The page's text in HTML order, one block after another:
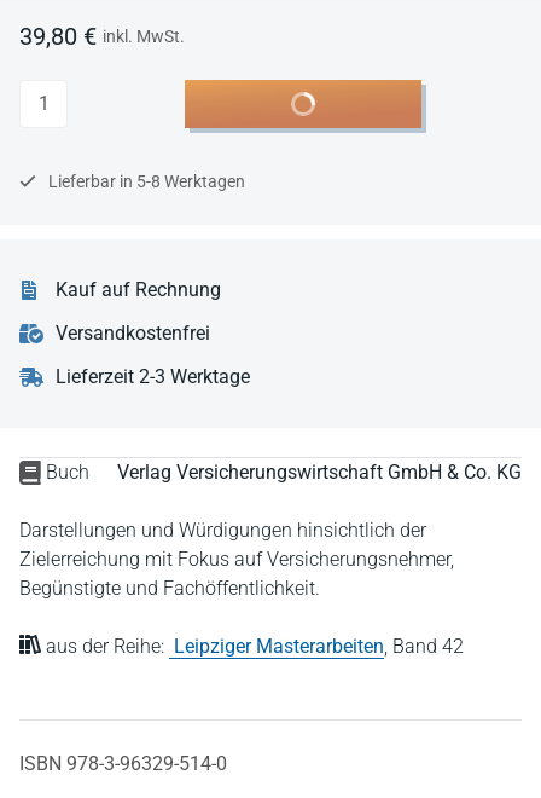
Buch Verlag Versicherungswirtschaft GmbH & Co. KG
Darstellungen und Würdigungen hinsichtlich der
Zielerreichung mit Fokus auf Versicherungsnehmer,
Begünstigte und Fachöffentlichkeit.
aus der Reihe: Leipziger Masterarbeiten, Band 42
ISBN 978-3-96329-514-0
39,80 € inkl. MwSt.
Anzahl In den Warenkorb
Lieferbar in 5-8 Werktagen
Kauf auf Rechnung
Versandkostenfrei
Lieferzeit 2-3 Werktage